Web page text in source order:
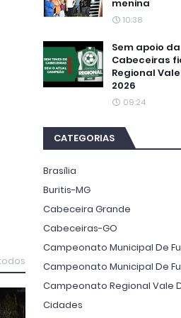
menina
10:38
Sem apoio
Cabeceiras
Regional
2026
09:24
CATEGORIAS
Brasília
Buritis-MG
Cabeceira Grande
Cabeceiras-GO
Campeonato Municipal De
Campeonato Municipal De
Campeonato Regional Vale
Cidades